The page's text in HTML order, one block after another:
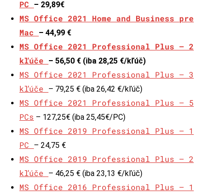
PC – 29,89€
MS Office 2021 Home and Business pre
Mac
– 44,99 €
MS Office 2021 Professional Plus – 2
kľúče
– 56,50 € (iba 28,25 €/kľúč)
MS Office 2021 Professional Plus – 3
kľúče
– 79,25 € (iba 26,42 €/kľúč)
MS Office 2021 Professional Plus – 5
PCs – 127,25€ (iba 25,45€/PC)
MS Office 2019 Professional Plus – 1
PC
– 24,75 €
MS Office 2019 Professional Plus – 2
kľúče
– 46,25 € (iba 23,13 €/kľúč)
MS Office 2016 Professional Plus – 1